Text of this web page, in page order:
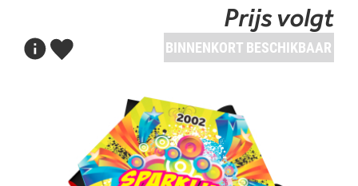
Prijs volgt
BINNENKORT BESCHIKBAAR